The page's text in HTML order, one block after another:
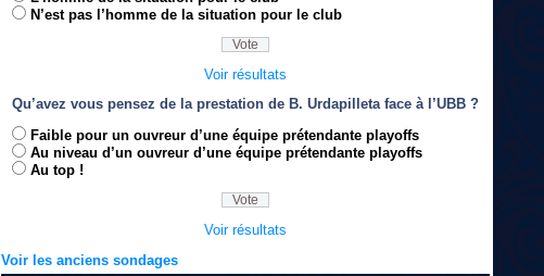
N’est pas l’homme de la situation pour le club
Voir résultats
Qu’avez vous pensez de la prestation de B. Urdapilleta face à l’UBB ?
Faible pour un ouvreur d’une équipe prétendante playoffs
Au niveau d’un ouvreur d’une équipe prétendante playoffs
Au top !
Voir résultats
Voir les anciens sondages